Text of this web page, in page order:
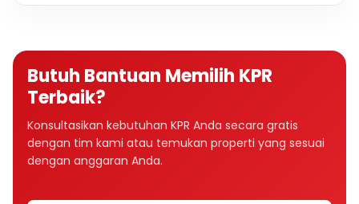
Butuh Bantuan Memilih KPR
Terbaik?
Konsultasikan kebutuhan KPR Anda secara gratis
dengan tim kami atau temukan properti yang sesuai
dengan anggaran Anda.